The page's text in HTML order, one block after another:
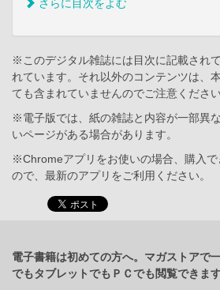
さらに目次をよむ
※このデジタル雑誌には目次に記載され
れています。それ以外のコンテンツは、
ても含まれていませんのでご注意ください
※電子版では、紙の雑誌と内容が一部異
いページがある場合があります。
※Chromeアプリをお使いの場合、購入
ので、最新のアプリをご利用ください。
電子書籍は初めての方へ。マガストアで
でもタブレットでもＰＣでも閲覧できます